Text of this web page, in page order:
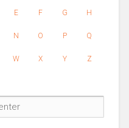
E F G H
N O P Q
W X Y Z